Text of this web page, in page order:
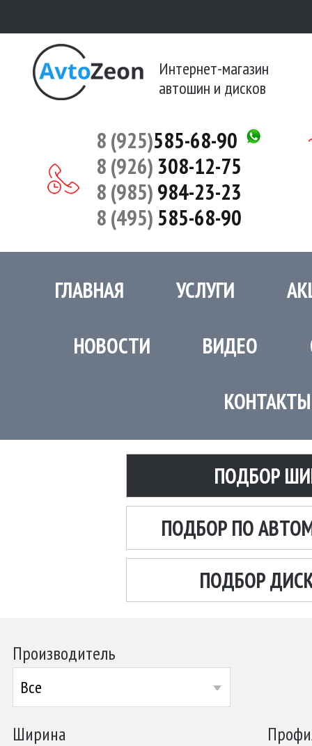
Интернет-магазин
автошин и дисков
8 (925)585-68-90
8 (926) 308-12-75
8 (985)984-23-23
8 (495)585-68-90
ГЛАВНАЯ УСЛУГИ
НОВОСТИ ВИДЕО
КОНТАКТЫ
ПОДБОР
ПОДБОР ПО
ПОДБОР
Производитель
Все
Ширина